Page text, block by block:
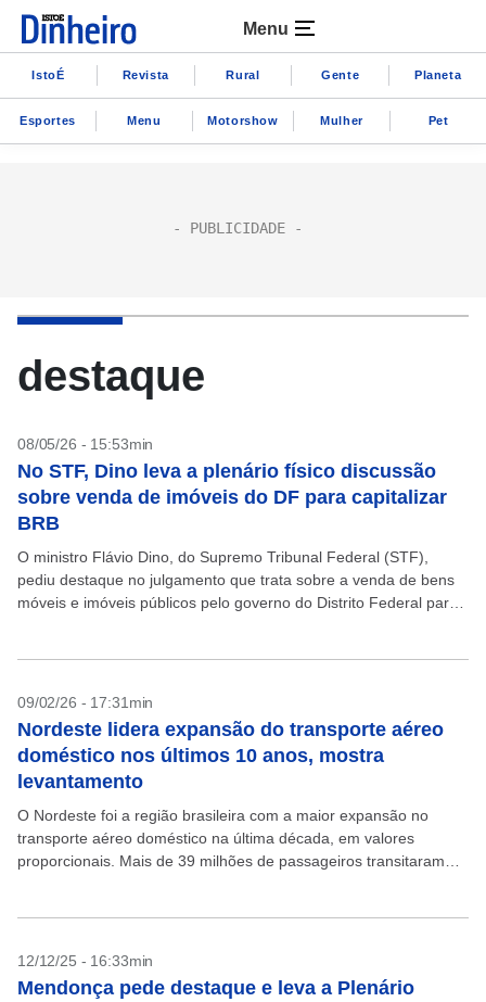
Menu
IstoÉ Revista Rural Gente Planeta
Esportes Menu Motorshow Mulher Pet
destaque
08/05/26 - 15:53min
No STF, Dino leva a plenário físico discussão
sobre venda de imóveis do DF para capitalizar
BRB
O ministro Flávio Dino, do Supremo Tribunal Federal (STF),
pediu destaque no julgamento que trata sobre a venda de bens
móveis e imóveis públicos pelo governo do Distrito Federal para
09/02/26 - 17:31min
Nordeste lidera expansão do transporte aéreo
doméstico nos últimos 10 anos, mostra
levantamento
O Nordeste foi a região brasileira com a maior expansão no
transporte aéreo doméstico na última década, em valores
proporcionais. Mais de 39 milhões de passageiros transitaram
12/12/25 - 16:33min
Mendonça pede destaque e leva a Plenário